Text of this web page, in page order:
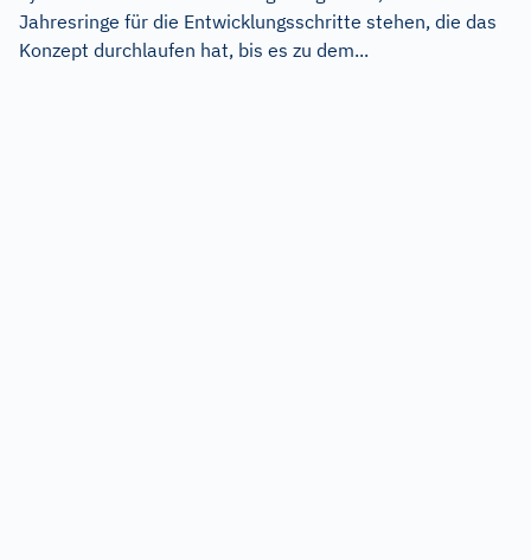
Jahresringe für die Entwicklungsschritte stehen, die das
Konzept durchlaufen hat, bis es zu dem...